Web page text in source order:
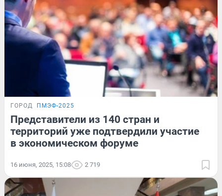
ГОРОД ПМЭФ-2025
Представители из 140 стран и
территорий уже подтвердили участие
в экономическом форуме
16 июня, 2025, 15:08 2 719